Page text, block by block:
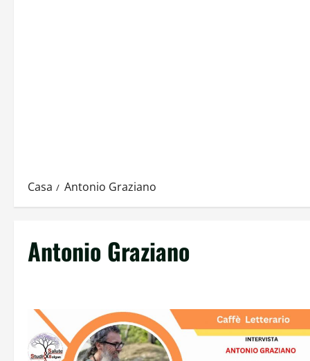
Casa Antonio Graziano
Antonio Graziano